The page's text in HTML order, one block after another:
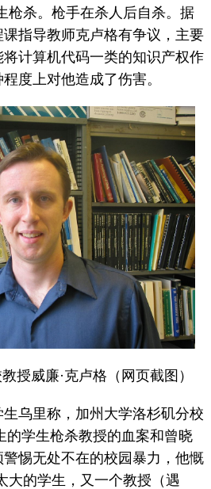
枪杀。枪手在杀人后自杀。据
指导教师克卢格有争议，主要
计算机代码一类的知识产权作
程度上对他造成了伤害。
授威廉·克卢格（网页截图）
乌里称，加州大学洛杉矶分校
的学生枪杀教授的血案和曾晓
惕无处不在的校园暴力，他慨
大的学生，又一个教授（遇